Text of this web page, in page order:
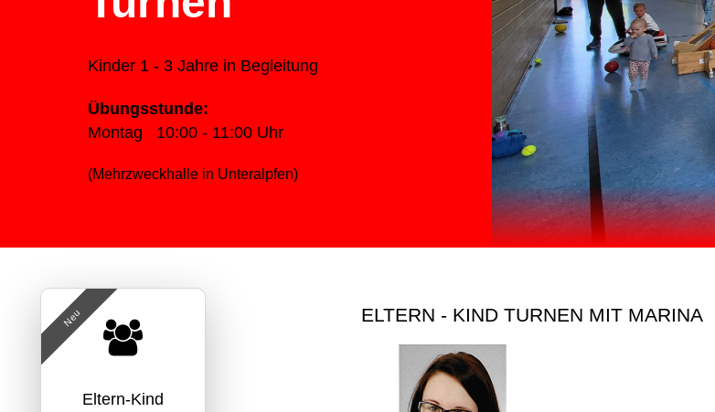
Kinder 1 - 3 Jahre in Begleitung
Übungsstunde:
Montag 10:00 - 11:00 Uhr
(Mehrzweckhalle in Unteralpfen)
Neu
Eltern-Kind
ELTERN - KIND TURNEN MIT MARINA